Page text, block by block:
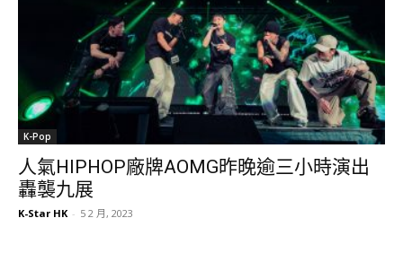
K-Pop
人氣HIPHOP廠牌AOMG昨晚逾三小時演出
轟襲九展
K-Star HK - 5 2 月, 2023